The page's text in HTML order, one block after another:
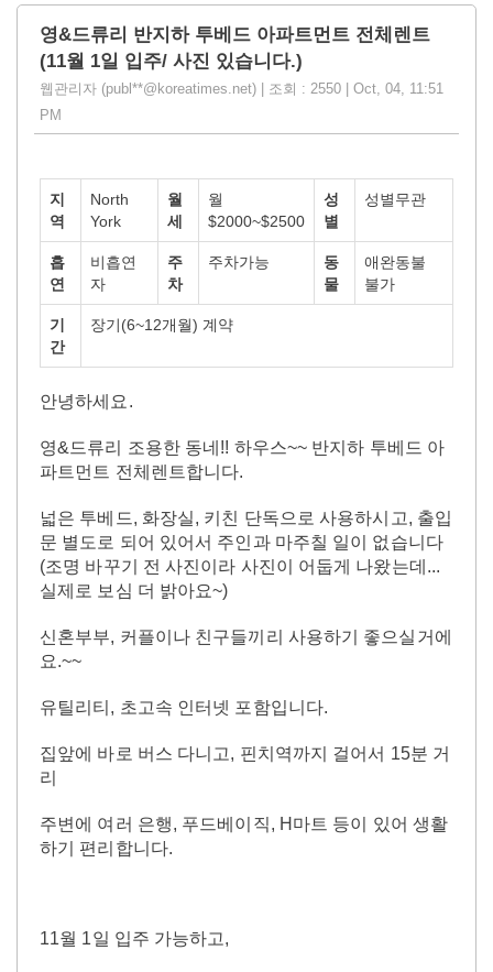
영&드류리 반지하 투베드 아파트먼트 전체렌트
(11월 1일 입주/ 사진 있습니다.)
웹관리자 (publ**@koreatimes.net) | 조회 : 2550 | Oct, 04, 11:51
PM
지
역
North
York
월
세
월
$2000~$2500
성
별
성별무관
흡
연
비흡연
자
주
차
주차가능
동
물
애완동불
불가
기
간
장기(6~12개월) 계약
안녕하세요.
영&드류리 조용한 동네!! 하우스~~ 반지하 투베드 아
파트먼트 전체 렌트합니다.
넓은 투베드, 화장실, 키친 단독으로 사용하시고, 출입
문 별도로 되어 있어서 주인과 마주칠 일이 없습니다
(조명 바꾸기 전 사진이라 사진이 어둡게 나왔는데...
실제로 보심 더 밝아요~)
신혼부부, 커플이나 친구들끼리 사용하기 좋으실거에
요.~~
유틸리티, 초고속 인터넷 포함입니다.
집앞에 바로 버스 다니고, 핀치역까지 걸어서 15분 거
리
주변에 여러 은행, 푸드베이직, H마트 등이 있어 생활
하기 편리합니다.
11월 1일 입주 가능하고,